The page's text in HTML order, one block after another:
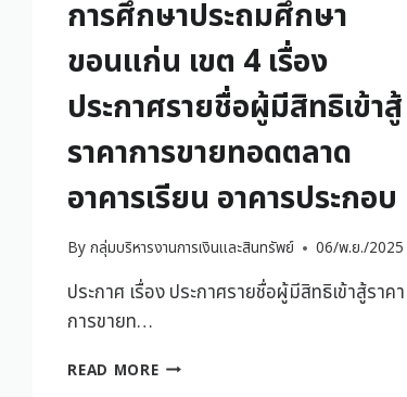
การศึกษาประถมศึกษา
ขอนแก่น เขต 4 เรื่อง
ประกาศรายชื่อผู้มีสิทธิเข้าสู้
ราคาการขายทอดตลาด
อาคารเรียน อาคารประกอบ
By กลุ่มบริหารงานการเงินและสินทรัพย์ 06/พ.ย./2025
ประกาศ เรื่อง ประกาศรายชื่อผู้มีสิทธิเข้าสู้ราคา
การขายท…
READ MORE